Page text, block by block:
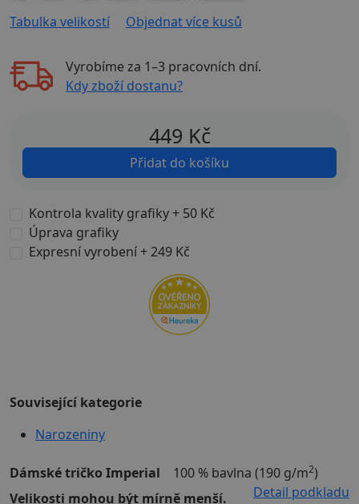
Tabulka velikostí Objednat více kusů
Vyrobíme za 1–3 pracovních dní.
Kdy zboží dostanu?
449 Kč
Přidat do košíku
Kontrola kvality grafiky + 50 Kč
Úprava grafiky
Expresní vyrobení + 249 Kč
Související kategorie
Narozeniny
Dámské tričko Imperial 100 % bavlna (190 g/m2)
Detail podkladu
Velikosti mohou být mírně menší.